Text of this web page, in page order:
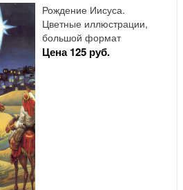
Рождение Иисуса.
Цветные иллюстрации,
большой формат
Цена 125 руб.